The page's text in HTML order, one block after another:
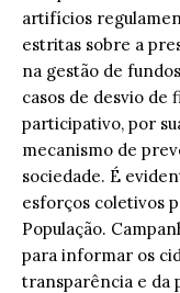
artifícios
estritas sobre a
na gestão de
casos de desvio de
participativo, por
mecanismo de
sociedade. É
esforços coletivos
População.
para informar os
transparência e da